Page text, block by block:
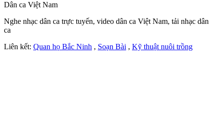
Dân ca Việt Nam
Nghe nhạc dân ca trực tuyến, video dân ca Việt Nam, tải nhạc dân
ca
Liên kết: Quan họ Bắc Ninh , Soạn Bài , Kỹ thuật nuôi trồng